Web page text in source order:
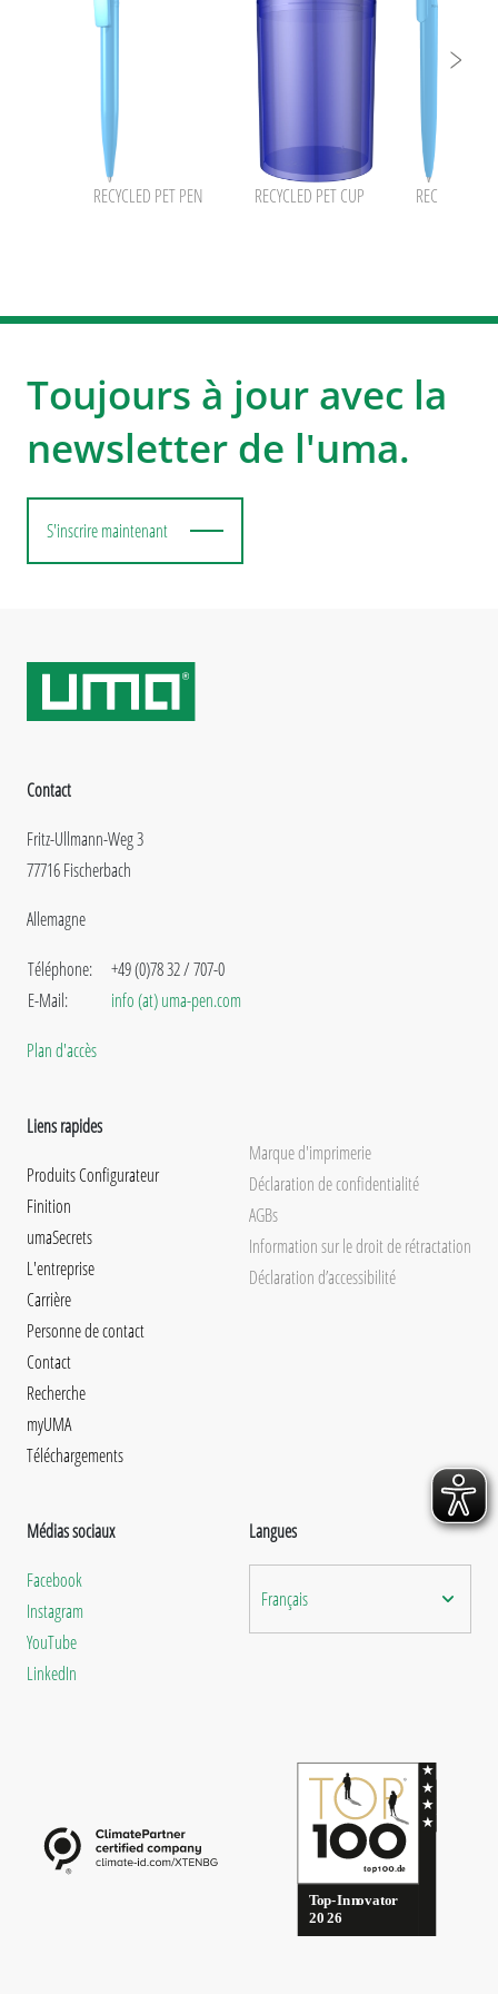
RECYCLED PET PEN RECYCLED PET CUP RECYCLED
Toujours à jour avec la
newsletter de l'uma.
S'inscrire maintenant
Contact
Fritz-Ullmann-Weg 3
77716 Fischerbach
Allemagne
Téléphone:
E-Mail:
+49 (0)78 32 / 707-0
info (at) uma-pen.com
Plan d'accès
Liens rapides
Produits Configurateur
Finition
umaSecrets
L'entreprise
Carrière
Personne de contact
Contact
Recherche
myUMA
Téléchargements
Marque d'imprimerie
Déclaration de confidentialité
AGBs
Information sur le droit de rétractation
Déclaration d’accessibilité
Médias sociaux
Facebook
Instagram
YouTube
LinkedIn
Langues
Français